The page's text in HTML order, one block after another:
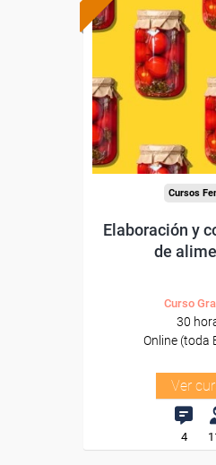
Para
trabajadores y
-Agricultura y
Cursos
Elaboración y
de
Curso
30
Online (toda
Ver
4